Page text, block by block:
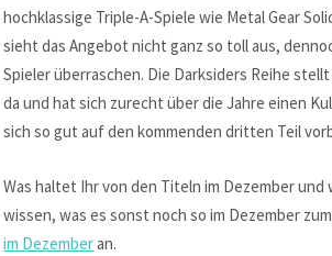
hochklassige Triple-A-Spiele wie Metal Gear
sieht das Angebot nicht ganz so toll aus,
Spieler überraschen. Die Darksiders Reihe
da und hat sich zurecht über die Jahre einen
sich so gut auf den kommenden dritten Teil
Was haltet Ihr von den Titeln im Dezember
wissen, was es sonst noch so im Dezember
im Dezemberan.